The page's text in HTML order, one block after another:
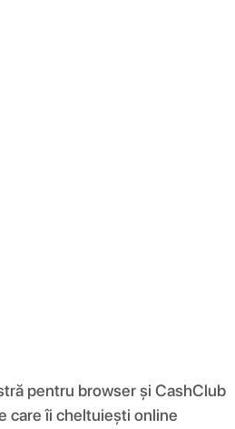
pentru browser și CashClub
care îi cheltuiești online